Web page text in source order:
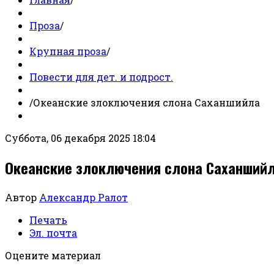
Проза/
Крупная проза/
Повести для дет. и подрост.
/Океанские злоключения слона Саханшийла
Суббота, 06 декабря 2025 18:04
Океанские злоключения слона
Автор Александр Ралот
Печать
Эл. почта
Оцените материал